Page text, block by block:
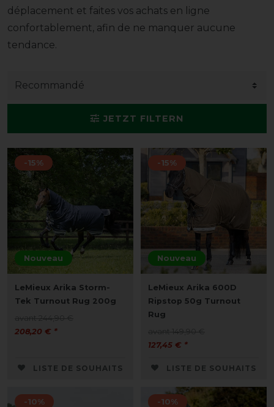
déplacement et faites vos achats en ligne
confortablement, afin de ne manquer aucune
tendance.
JETZT FILTERN
Nouveau
-15%
LeMieux Arika Storm-
Tek Turnout Rug 200g
208,20 € *
LISTE DE SOUHAITS
Nouveau
-15%
LeMieux Arika 600D
Ripstop 50g Turnout
Rug
127,45 € *
LISTE DE SOUHAITS
-10% -10%